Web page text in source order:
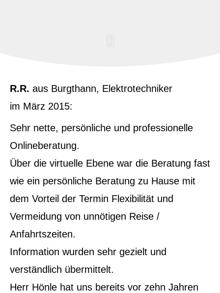
R.R. aus Burgthann, Elektrotechniker
im März 2015:
Sehr nette, persönliche und professionelle
Onlineberatung.
Über die virtuelle Ebene war die Beratung fast
wie ein persönliche Beratung zu Hause mit
dem Vorteil der Termin Flexibilität und
Vermeidung von unnötigen Reise /
Anfahrtszeiten.
Information wurden sehr gezielt und
verständlich übermittelt.
Herr Hönle hat uns bereits vor zehn Jahren